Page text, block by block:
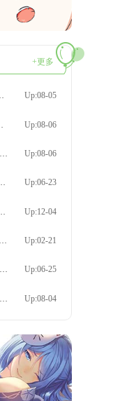
+更多
Up:08-05
Up:08-06
Up:08-06
Up:06-23
Up:12-04
Up:02-21
Up:06-25
Up:08-04